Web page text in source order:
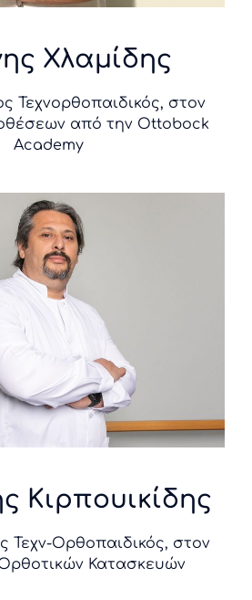
Χλαμίδης
Τεχνορθοπαιδικός, στον
από την Ottobock
Academy
Κιρπουικίδης
Τεχν-Ορθοπαιδικός, στον
Κατασκευών